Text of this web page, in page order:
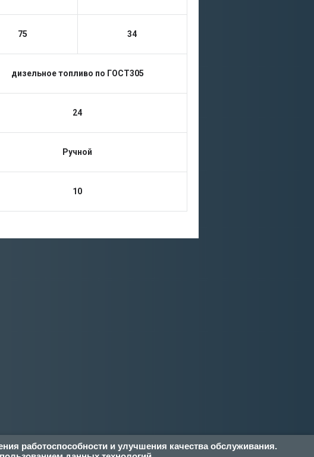
75 34
дизельное топливо по ГОСТ305
24
Ручной
10
работоспособности и улучшения качества обслуживания.